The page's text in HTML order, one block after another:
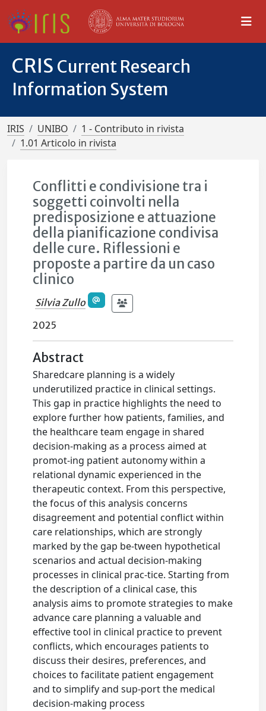
CRIS Current Research
Information System
IRIS UNIBO
1 - Contributo in rivista
1.01 Articolo in rivista
Conflitti e condivisione tra i
soggetti coinvolti nella
predisposizione e attuazione
della pianificazione condivisa
delle cure. Riflessioni e
proposte a partire da un caso
clinico
Silvia Zullo
2025
Abstract
Sharedcare planning is a widely
underutilized practice in clinical settings.
This gap in practice highlights the need to
explore further how patients, families, and
the healthcare team engage in shared
decision-making as a process aimed at
promot-ing patient autonomy within a
relational dynamic experienced in the
therapeutic context. From this perspective,
the focus of this analysis concerns
disagreement and potential conflict within
care relationships, which are strongly
marked by the gap be-tween hypothetical
scenarios and actual decision-making
processes in clinical prac-tice. Starting from
the description of a clinical case, this
analysis aims to promote strategies to make
advance care planning a valuable and
effective tool in clinical practice to prevent
conflicts, which encourages patients to
discuss their desires, preferences, and
choices to facilitate patient engagement
and to simplify and sup-port the medical
decision-making process